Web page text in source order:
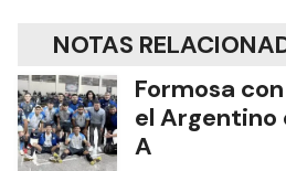
NOTAS
Formosa
el Argentino
A